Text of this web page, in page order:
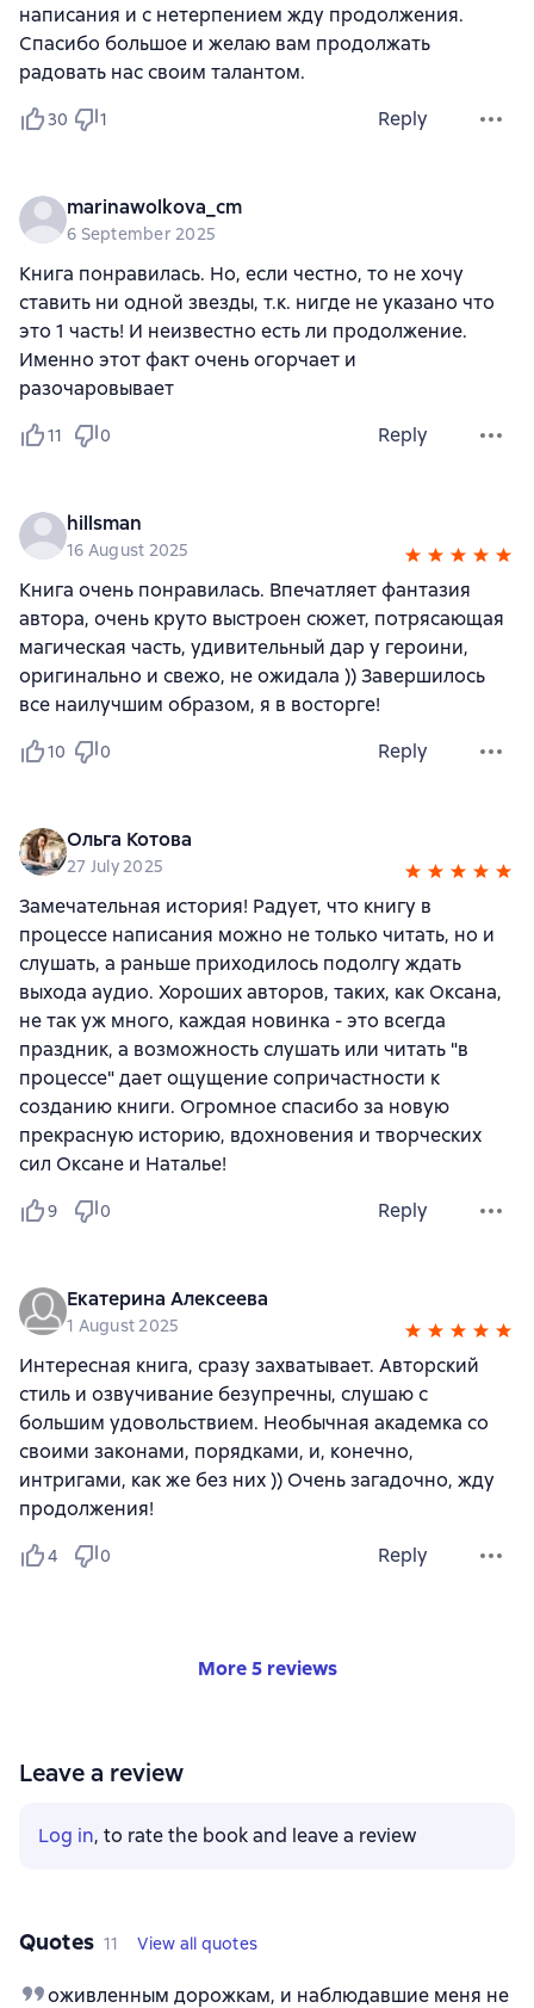
написания и с нетерпением жду продолжения.
Спасибо большое и желаю вам продолжать
радовать нас своим талантом.
30 1 Reply
marinawolkova_cm
6 September 2025
Книга понравилась. Но, если честно, то не хочу
ставить ни одной звезды, т.к. нигде не указано что
это 1 часть! И неизвестно есть ли продолжение.
Именно этот факт очень огорчает и
разочаровывает
11 0 Reply
hillsman
16 August 2025
Книга очень понравилась. Впечатляет фантазия
автора, очень круто выстроен сюжет, потрясающая
магическая часть, удивительный дар у героини,
оригинально и свежо, не ожидала )) Завершилось
все наилучшим образом, я в восторге!
10 0 Reply
Ольга Котова
27 July 2025
Замечательная история! Радует, что книгу в
процессе написания можно не только читать, но и
слушать, а раньше приходилось подолгу ждать
выхода аудио. Хороших авторов, таких, как Оксана,
не так уж много, каждая новинка - это всегда
праздник, а возможность слушать или читать "в
процессе" дает ощущение сопричастности к
созданию книги. Огромное спасибо за новую
прекрасную историю, вдохновения и творческих
сил Оксане и Наталье!
9 0 Reply
Екатерина Алексеева
1 August 2025
Интересная книга, сразу захватывает. Авторский
стиль и озвучивание безупречны, слушаю с
большим удовольствием. Необычная академка со
своими законами, порядками, и, конечно,
интригами, как же без них )) Очень загадочно, жду
продолжения!
4 0 Reply
More 5 reviews
Leave a review
Log in, to rate the book and leave a review
Quotes 11 View all quotes
оживленным дорожкам, и наблюдавшие меня не